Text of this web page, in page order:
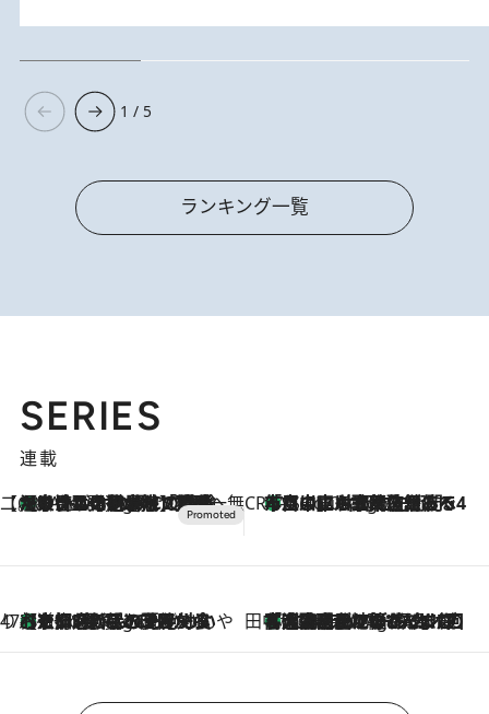
1 / 5
ランキング一覧
SERIES
連載
【CREA×星野リゾート】唯一無二。癒しと発見が待つ場所へ
4 Hours Ago
【トンボの足水浴】ヒノキの香りに包まれて涼感マックス！約13℃の湧水かけ流しを避暑地「星野温泉 トンボの湯」で体験 CREA'S CHOICE
6 Hours Ago
「立川にも歌舞伎があるんだよ」 片岡仁左衛門・市川中車ら豪華座組みで4年目の立川立飛歌舞伎へ
47都道府県の手みやげ ひんやりスイーツで夏を満喫
6 Hours Ago
【京都府】この夏絶対食べたい 冷やしておいしいおやつ3選 ひと口目から心を掴む新緑のテリーヌ 田中稲の勝手に再ブーム
11 Hours Ago
「湘南乃風に憧れて」観客大盛上がりの“タオル回し”に、ラッパー顔負けの高速歌唱まで…さだまさし（74）のアグレッシブすぎる現在地